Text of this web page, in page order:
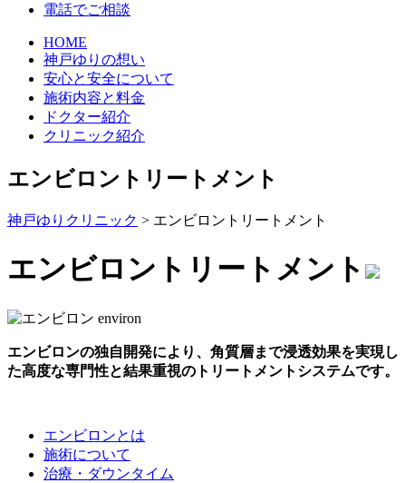
電話でご相談
HOME
神戸ゆりの想い
安心と安全について
施術内容と料金
ドクター紹介
クリニック紹介
エンビロントリートメント
神戸ゆりクリニック > エンビロントリートメント
エンビロントリートメント
エンビロンの独自開発により、角質層まで浸透効果を実現し
た高度な専門性と結果重視のトリートメントシステムです。
エンビロンとは
施術について
治療・ダウンタイム